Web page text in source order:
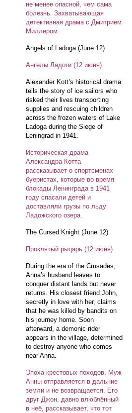
не менее опасной, чем сама
болезнь. Захватывающая
детективная драма с Дмитрием
Миллером.
Angels of Ladoga (June 12)
Ангелы Ладоги (12 июня)
Alexander Kott’s historical drama
tells the story of ice sailors who
risked their lives transporting
supplies and rescuing children
across the frozen waters of Lake
Ladoga during the Siege of
Leningrad in 1941.
Историческая драма
Александра Котта
рассказывает о спортсменах-
буеристах, которые во время
блокады Ленинграда в 1941
году спасали детей и
доставляли грузы по льду
Ладожского озера.
The Cursed Knight (June 12)
Проклятый рыцарь (12 июня)
During the era of the Crusades,
Anna’s husband leaves to
conquer distant lands but never
returns. His closest friend John,
secretly in love with her, claims
that he was killed by bandits on
his journey home. Soon
afterward, a demonic rider
appears in the village, determined
to destroy anyone who comes
near Anna.
Эпоха крестовых походов. Муж
Анны отправляется в дальние
земли и не возвращается. Его
друг Джон, давно влюблённый
в неё, рассказывает, что тот